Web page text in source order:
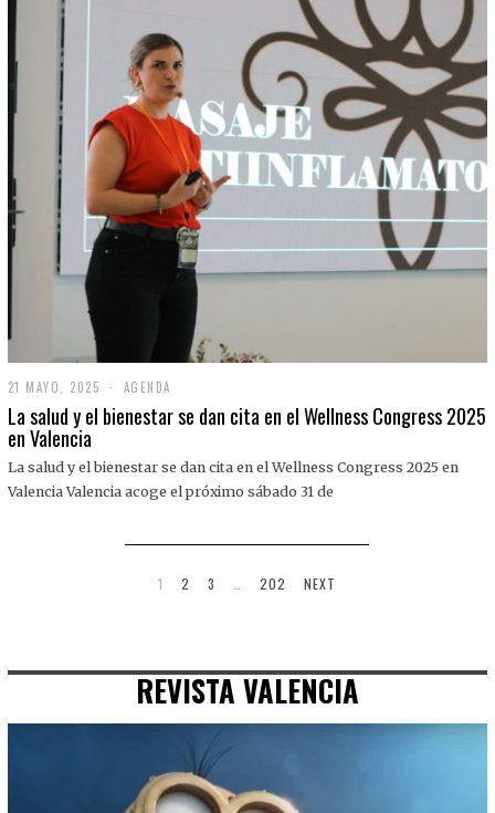
21 MAYO, 2025
1
M
O
,
AGENDA
La salud y el bienestar se dan cita en el Wellness Congress 2025
en Valencia
La salud y el bienestar se dan cita en el Wellness Congress 2025 en
Valencia Valencia acoge el próximo sábado 31 de
1 2 3 202 NEXT
REVISTA VALENCIA